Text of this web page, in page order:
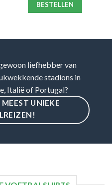
BESTELLEN
liefhebber van
stadions in
Italië of Portugal?
MEEST UNIEKE